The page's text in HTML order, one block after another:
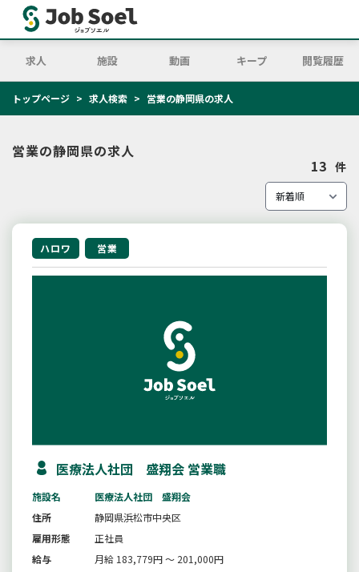
求人 施設 動画 キープ 閲覧履歴
トップページ 求人検索 営業の静岡県の求人
営業の静岡県の求人
13 件
ハロワ 営業
医療法人社団 盛翔会 営業職
施設名
医療法人社団 盛翔会
住所
静岡県浜松市中央区
雇用形態
正社員
給与
月給 183,779円 ～ 201,000円